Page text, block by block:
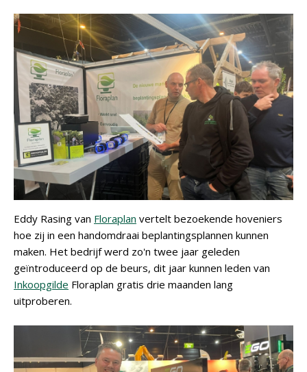
Eddy Rasing van Floraplan vertelt bezoekende hoveniers
hoe zij in een handomdraai beplantingsplannen kunnen
maken. Het bedrijf werd zo'n twee jaar geleden
geïntroduceerd op de beurs, dit jaar kunnen leden van
Inkoopgilde Floraplan gratis drie maanden lang
uitproberen.